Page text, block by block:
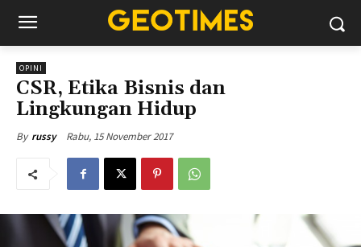
OPINI
CSR, Etika Bisnis dan
Lingkungan Hidup
By russy Rabu, 15 November 2017